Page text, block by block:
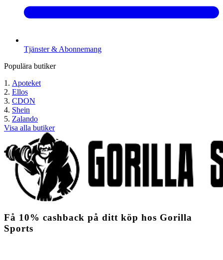
Tjänster & Abonnemang
Populära butiker
Apoteket
Ellos
CDON
Shein
Zalando
Visa alla butiker
Få 10% cashback på ditt köp hos Gorilla
Sports